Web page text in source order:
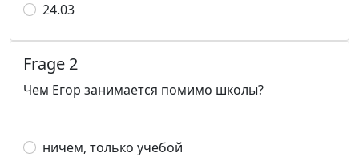
24.03
Frage 2
Чем Егор занимается помимо школы?
ничем, только учебой